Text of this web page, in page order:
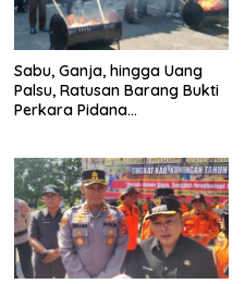
Sabu, Ganja, hingga Uang
Palsu, Ratusan Barang Bukti
Perkara Pidana